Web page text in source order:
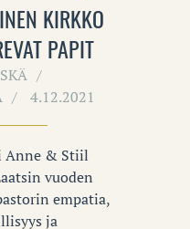
KIRKKO
PAPIT
4.12.2021
Anne & Stiil
vuoden
empatia,
ja